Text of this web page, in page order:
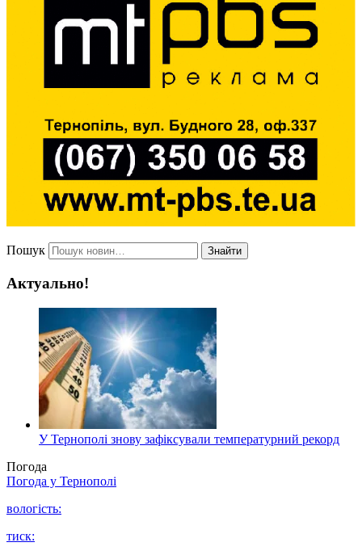
Пошук Знайти
Актуально!
У Тернополі знову зафіксували температурний рекорд
Погода
Погода у Тернополі
вологість:
тиск: